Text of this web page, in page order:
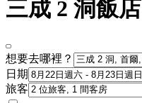
三成 2 洞飯店
想要去哪裡？
日期
旅客